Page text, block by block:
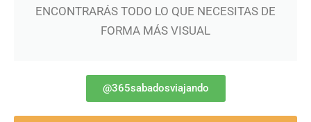
ENCONTRARÁS TODO LO QUE NECESITAS DE
FORMA MÁS VISUAL
@365sabadosviajando